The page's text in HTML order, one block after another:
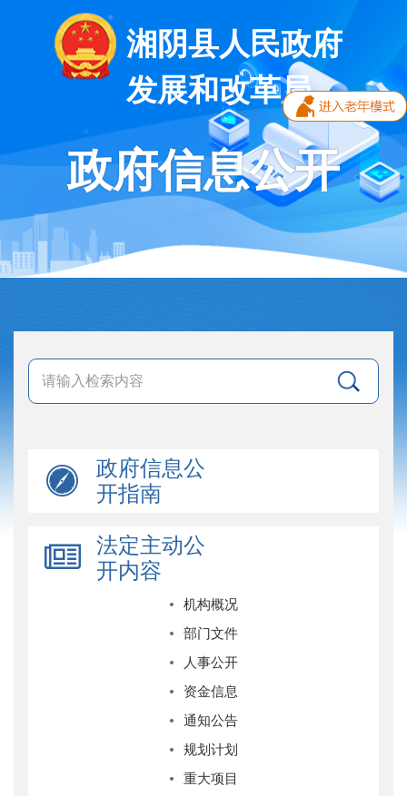
湘阴县人民政府
发展和改革局
政府信息公开
政府信息公
开指南
法定主动公
开内容
机构概况
部门文件
人事公开
资金信息
通知公告
规划计划
重大项目